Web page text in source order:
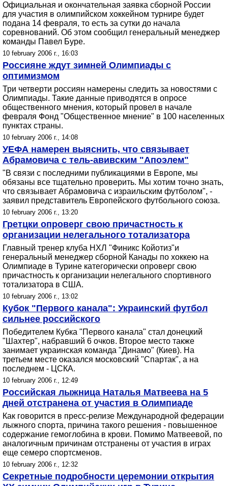
Официальная и окончательная заявка сборной России
для участия в олимпийском хоккейном турнире будет
подана 14 февраля, то есть за сутки до начала
соревнований. Об этом сообщил генеральный менеджер
команды Павел Буре.
10 february 2006 г., 16:03
Россияне ждут зимней Олимпиады с
оптимизмом
Три четверти россиян намерены следить за новостями с
Олимпиады. Такие данные приводятся в опросе
общественного мнения, который провел в начале
февраля Фонд "Общественное мнение" в 100 населенных
пунктах страны.
10 february 2006 г., 14:08
УЕФА намерен выяснить, что связывает
Абрамовича с тель-авивским "Апоэлем"
"В связи с последними публикациями в Европе, мы
обязаны все тщательно проверить. Мы хотим точно знать,
что связывает Абрамовича с израильским футболом", -
заявил представитель Европейского футбольного союза.
10 february 2006 г., 13:20
Гретцки опроверг свою причастность к
организации нелегального тотализатора
Главный тренер клуба НХЛ "Финикс Койотиз"и
генеральный менеджер сборной Канады по хоккею на
Олимпиаде в Турине категорически опроверг свою
причастность к организации нелегального спортивного
тотализатора в США.
10 february 2006 г., 13:02
Кубок "Первого канала": Украинский футбол
сильнее российского
Победителем Кубка "Первого канала" стал донецкий
"Шахтер", набравший 6 очков. Второе место также
занимает украинская команда "Динамо" (Киев). На
третьем месте оказался московский "Спартак", а на
последнем - ЦСКА.
10 february 2006 г., 12:49
Российская лыжница Наталья Матвеева на 5
дней отстранена от участия в Олимпиаде
Как говорится в пресс-релизе Международной федерации
лыжного спорта, причина такого решения - повышенное
содержание гемоглобина в крови. Помимо Матвеевой, по
аналогичным причинам отстранены от участия в играх
еще семеро спортсменов.
10 february 2006 г., 12:32
Секретные подробности церемонии открытия